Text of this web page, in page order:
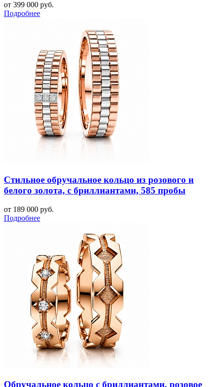
от 399 000 руб.
Подробнее
Стильное обручальное кольцо из розового и
белого золота, с бриллиантами, 585 пробы
от 189 000 руб.
Подробнее
Обручальное кольцо с бриллиантами, розовое